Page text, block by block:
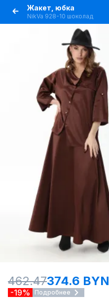
Жакет, юбка
NikVa 928-10 шоколад
462.47374.6 BYN
-19% Подробнее